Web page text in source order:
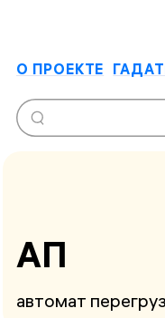
О ПРОЕКТЕ
АП
автомат